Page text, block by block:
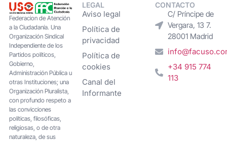
Federacion de Atención
a la Ciudadanía. Una
Organización Sindical
Independiente de los
Partidos políticos,
Gobierno,
Administración Pública u
otras Instituciones; una
Organización Pluralista,
con profundo respeto a
las convicciones
políticas, filosóficas,
religiosas, o de otra
naturaleza, de sus
LEGAL
Aviso legal
Política de
privacidad
Política de
cookies
Canal del
Informante
CONTACTO
C/ Príncipe de
Vergara, 13 7.
28001 Madrid
+34 915 774
113